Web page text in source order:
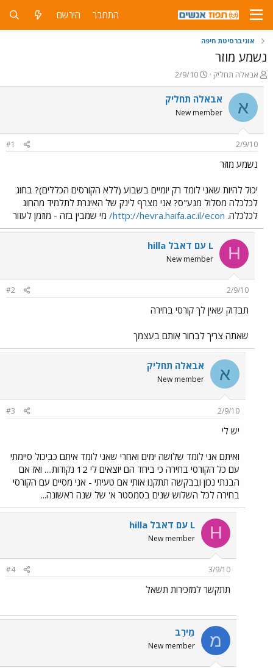
התחבר הירשם
אוניברסיטת חיפה
נשמע מוזר
פ
ו
ת
ח
ה
ו
ש
א
אבאלה תחליק
פ
ו
ר
ם
ך
2/9/10
א אבאלה תחליק
New member
2/9/10
#1
נשמע מוזר
יכול להיות שאני לומד רק יומיים בשבוע (ללא הקורסים הכללים)? בחוג
לכלכלה מסלול מנע"ס? אני מצרף לינק של האיגרת לתלמיד מהחוג
לכלכלה. http://hevra.haifa.ac.il/econ/ מי שמבין בזה - מוזמן לעזור
H hilla עם דאבל L
New member
2/9/10
#2
תבדוק שאין לך קורסי בחירה
שאתה צריך לבחור אותם בעצמך
א אבאלה תחליק
New member
2/9/10
#3
יש לי
ואיתם אני לומד שלושה ימים ואחרי שאני לומד איתם כביכול סיימתי
עם כל הקורסי בחירה כי ביחד הם יוצאים לי 12 נקודות.... ואז אם
הבנתי נכון ובבקשה תתקנו אותי אם טעיתי - אני מסיים עם הקורסי
בחירה לכל השלוש שנים בסמסטר א' של שנה ראשונה...
H hilla עם דאבל L
New member
3/9/10
#4
תתקשר למזכירות תשאל
מ מֵירַב
New member